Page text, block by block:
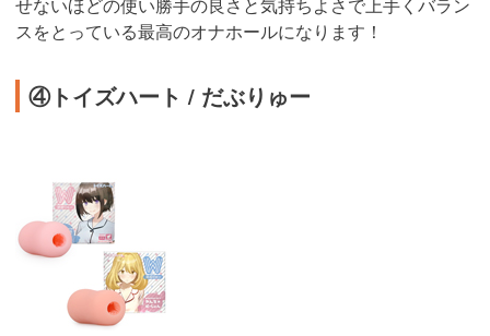
スをとっている最高のオナホールになります！
④トイズハート / だぶりゅー